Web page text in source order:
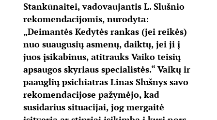
Stankūnaitei, vadovaujantis L. Slušnio
rekomendacijomis, nurodyta:
„Deimantės Kedytės rankas (jei reikės)
nuo suaugusių asmenų, daiktų, jei ji į
juos įsikabinus, atitrauks Vaiko teisių
apsaugos skyriaus specialistės.“ Vaikų ir
paauglių psichiatras Linas Slušnys savo
rekomendacijose pažymėjo, kad
susidarius situacijai, jog mergaitė